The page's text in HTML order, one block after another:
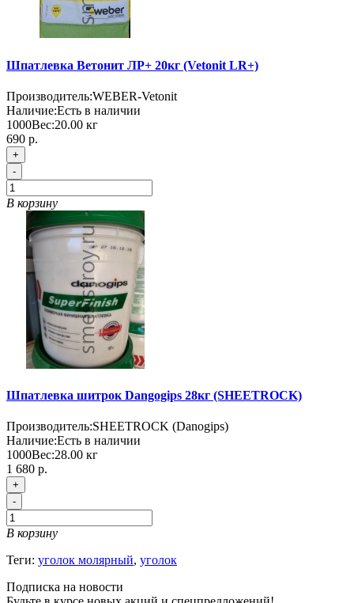
Шпатлевка Ветонит ЛР+ 20кг (Vetonit LR+)
Производитель:WEBER-Vetonit
Наличие:Есть в наличии
1000Вес:20.00 кг
690 р.
+
-
В корзину
Шпатлевка шитрок Dangogips 28кг (SHEETROCK)
Производитель:SHEETROCK (Danogips)
Наличие:Есть в наличии
1000Вес:28.00 кг
1 680 р.
+
-
В корзину
Теги: уголок молярный, уголок
Подписка на новости